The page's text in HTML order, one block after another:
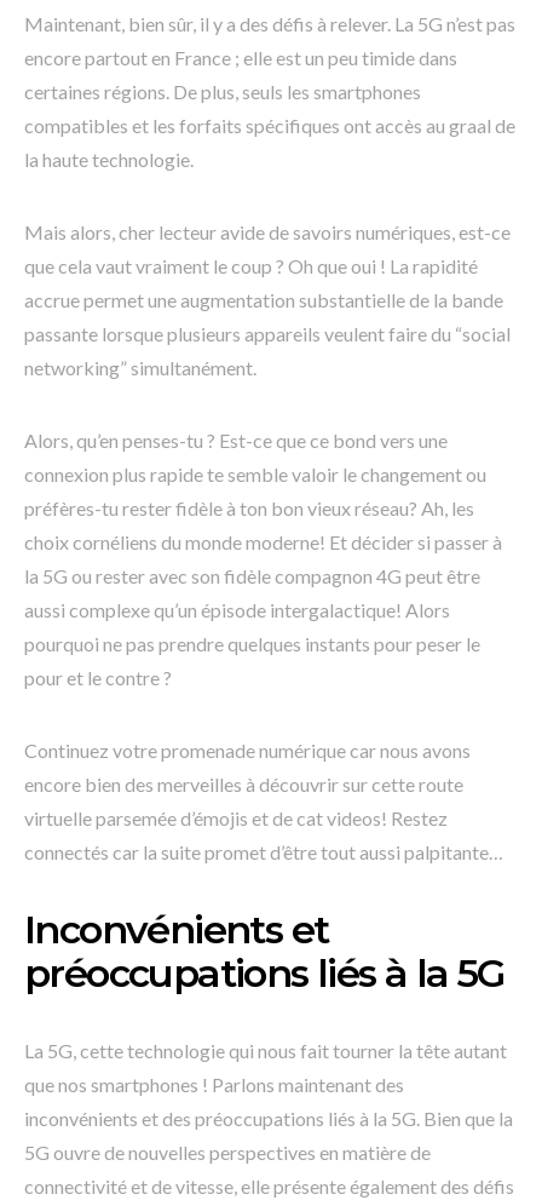
Maintenant, bien sûr, il y a des défis à relever. La 5G n’est pas
encore partout en France ; elle est un peu timide dans
certaines régions. De plus, seuls les smartphones
compatibles et les forfaits spécifiques ont accès au graal de
la haute technologie.
Mais alors, cher lecteur avide de savoirs numériques, est-ce
que cela vaut vraiment le coup ? Oh que oui ! La rapidité
accrue permet une augmentation substantielle de la bande
passante lorsque plusieurs appareils veulent faire du “social
networking” simultanément.
Alors, qu’en penses-tu ? Est-ce que ce bond vers une
connexion plus rapide te semble valoir le changement ou
préfères-tu rester fidèle à ton bon vieux réseau? Ah, les
choix cornéliens du monde moderne! Et décider si passer à
la 5G ou rester avec son fidèle compagnon 4G peut être
aussi complexe qu’un épisode intergalactique! Alors
pourquoi ne pas prendre quelques instants pour peser le
pour et le contre ?
Continuez votre promenade numérique car nous avons
encore bien des merveilles à découvrir sur cette route
virtuelle parsemée d’émojis et de cat videos! Restez
connectés car la suite promet d’être tout aussi palpitante…
Inconvénients et
préoccupations liés à la 5G
La 5G, cette technologie qui nous fait tourner la tête autant
que nos smartphones ! Parlons maintenant des
inconvénients et des préoccupations liés à la 5G. Bien que la
5G ouvre de nouvelles perspectives en matière de
connectivité et de vitesse, elle présente également des défis